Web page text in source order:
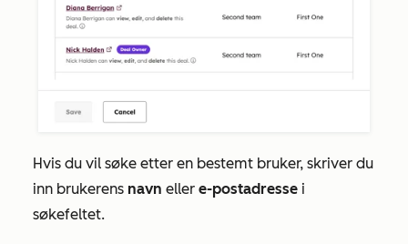
Hvis du vil søke etter en bestemt bruker, skriver du
inn brukerens navn eller e-postadresse i
søkefeltet.